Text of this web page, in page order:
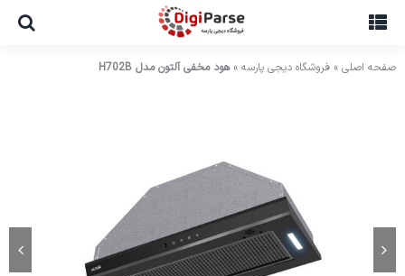
صفحه اصلی » فروشگاه دیجی پارسه »هود مخفی آلتون مدل H702B